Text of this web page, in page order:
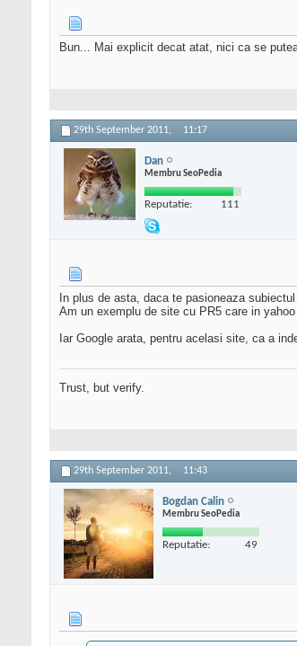
Bun... Mai explicit decat atat, nici ca se
29th September 2011, 11:17
Dan
Membru SeoPedia
Reputatie: 111
In plus de asta, daca te pasioneaza
Am un exemplu de site cu PR5 care in
Iar Google arata, pentru acelasi site, ca a
Trust, but verify.
29th September 2011, 11:43
Bogdan Calin
Membru SeoPedia
Reputatie: 49